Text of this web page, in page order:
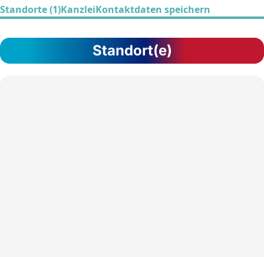
Standorte (1)KanzleiKontaktdaten speichern
Standort(e)